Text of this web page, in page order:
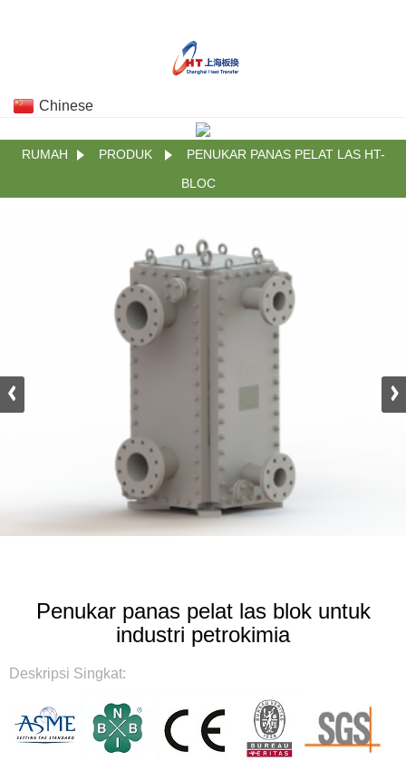
Chinese
RUMAH PRODUK
PENUKAR PANAS PELAT LAS HT-
BLOC
Penukar panas pelat las blok untuk
industri petrokimia
Deskripsi Singkat: